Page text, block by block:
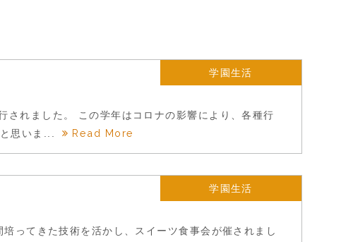
学園生活
れました。 この学年はコロナの影響により、各種行
思いま...
Read More
学園生活
ってきた技術を活かし、スイーツ食事会が催されまし